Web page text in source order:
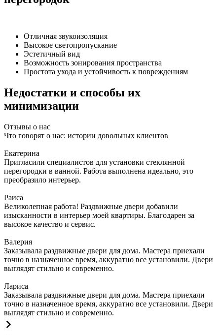
Отличная звукоизоляция
Высокое светопропускание
Эстетичный вид
Возможность зонирования пространства
Простота ухода и устойчивость к повреждениям
Недостатки и способы их
минимизации
Отзывы о нас
Что говорят о нас: истории довольных клиентов
Екатерина
Пригласили специалистов для установки стеклянной
перегородки в ванной. Работа выполнена идеально, это
преобразило интерьер.
Раиса
Великолепная работа! Раздвижные двери добавили
изысканности в интерьер моей квартиры. Благодарен за
высокое качество и сервис.
Валерия
Заказывала раздвижные двери для дома. Мастера приехали
точно в назначенное время, аккуратно все установили. Двери
выглядят стильно и современно.
Лариса
Заказывала раздвижные двери для дома. Мастера приехали
точно в назначенное время, аккуратно все установили. Двери
выглядят стильно и современно.